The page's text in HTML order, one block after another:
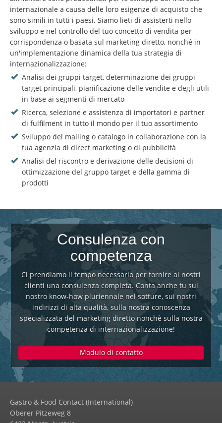
internazionale a causa delle loro esigenze di acquisto che
sono simili in tutti i paesi. Siamo lieti di assisterti nello
sviluppo e nel controllo del tuo concetto di vendita per
corrispondenza o basata sul marketing diretto, nonché in
un'implementazione dinamica della tua strategia di
internazionalizzazione:
Analisi dei gruppi target, determinazione dei gruppi
target principali, pianificazione delle vendite e degli utili
in base ai segmenti di mercato
Ricerca, selezione e assistenza di importatori e partner
di fulfilment in tutto il mondo per il tuo assortimento
Sviluppo del mailing o catalogo in collaborazione con la
tua agenzia di direct marketing o di pubblicità
Analisi del riscontro e derivazione delle decisioni di
ottimizzazione del gruppo target e della gamma di
prodotti
Consulenza con
competenza
Ci prendiamo il tempo necessario per fornire ai nostri
clienti una consulenza completa. Conta anche tu sul
nostro know-how pluriennale nel sotture, sui nostri
indirizzi di alta qualità, sulla nostra conoscenza
specializzata del marketing diretto nonchè sulla nostra
competenza di internazionalizzazione!
Modulo di contatto
Gastro & Food Contact (International)
Oberer Pitzeweg 8